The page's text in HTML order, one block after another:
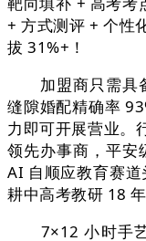
+ 方式测评 + 个性
拔 31%+！
加盟商只需具备
缝隙婚配精确率
力即可开展营业。
领先办事商，平安
AI 自顺应教育赛
耕中高考教研 18
7×12 小时手艺